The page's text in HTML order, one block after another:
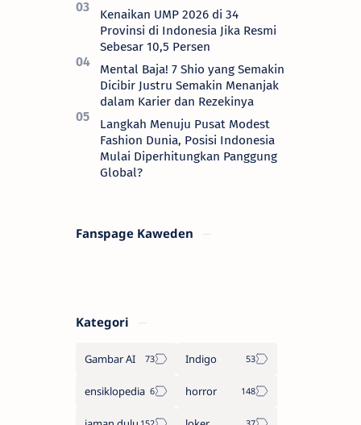
Kenaikan UMP 2026 di 34
Provinsi di Indonesia Jika Resmi
Sebesar 10,5 Persen
Mental Baja! 7 Shio yang Semakin
Dicibir Justru Semakin Menanjak
dalam Karier dan Rezekinya
Langkah Menuju Pusat Modest
Fashion Dunia, Posisi Indonesia
Mulai Diperhitungkan Panggung
Global?
Fanspage Kaweden
Kategori
Gambar AI Indigo
ensiklopedia horror